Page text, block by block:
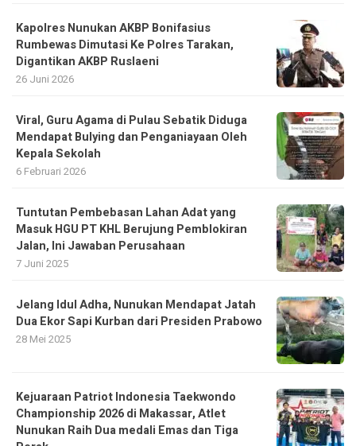
Kapolres Nunukan AKBP Bonifasius
Rumbewas Dimutasi Ke Polres Tarakan,
Digantikan AKBP Ruslaeni
26 Juni 2026
Viral, Guru Agama di Pulau Sebatik Diduga
Mendapat Bulying dan Penganiayaan Oleh
Kepala Sekolah
6 Februari 2026
Tuntutan Pembebasan Lahan Adat yang
Masuk HGU PT KHL Berujung Pemblokiran
Jalan, Ini Jawaban Perusahaan
7 Juni 2025
Jelang Idul Adha, Nunukan Mendapat Jatah
Dua Ekor Sapi Kurban dari Presiden Prabowo
28 Mei 2025
Kejuaraan Patriot Indonesia Taekwondo
Championship 2026 di Makassar, Atlet
Nunukan Raih Dua medali Emas dan Tiga